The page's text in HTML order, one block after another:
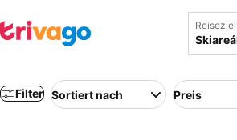
Reiseziel
Filter Sortiert nach Preis